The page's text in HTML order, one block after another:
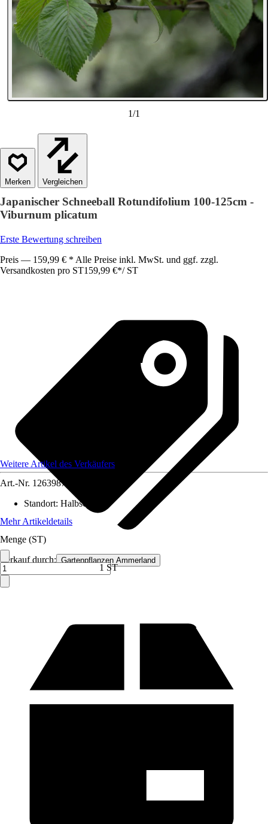
1/1
Vergleichen
Japanischer Schneeball Rotundifolium 100-125cm -
Viburnum plicatum
Erste Bewertung schreiben
Preis — 159,99 € * Alle Preise inkl. MwSt. und ggf. zzgl.
Versandkosten pro ST159,99 €*/ ST
Verkauf durch: Gartenpflanzen Ammerland
Weitere Artikel des Verkäufers
Art.-Nr. 12639877
Standort: Halbschatten
Mehr Artikeldetails
Menge (ST)
1 ST